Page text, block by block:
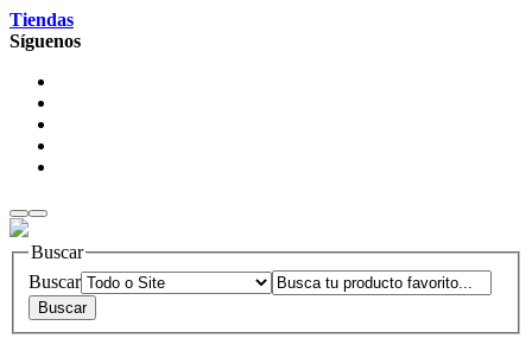
Tiendas
Síguenos
Buscar
Buscar